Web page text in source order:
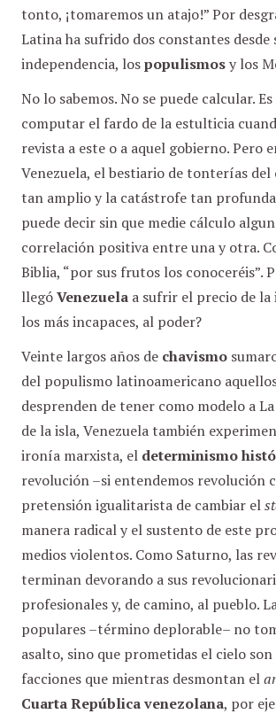
tonto, ¡tomaremos un atajo!” Por
Latina ha sufrido dos constantes desde
independencia, lospopulismosy los
No lo sabemos. No se puede calcular.
computar el fardo de la estulticia
revista a este o a aquel gobierno. Pero
Venezuela, el bestiario de tonterías del
tan amplio y la catástrofe tan
puede decir sin que medie cálculo
correlación positiva entre una y otra.
Biblia, “por sus frutos los conoceréis”.
llegóVenezuela a sufrir el precio de la
los más incapaces, al poder?
Veinte largos años de chavismo
del populismo latinoamericano
desprenden de tener como modelo a
de la isla, Venezuela también
ironía marxista, el determinismo
revolución –si entendemos revolución
pretensión igualitarista de cambiar el
manera radical y el sustento de este
medios violentos. Como Saturno, las
terminan devorando a sus
profesionales y, de camino, al pueblo.
populares –término deplorable– no
asalto, sino que prometidas el cielo
facciones que mientras desmontan el
Cuarta República venezolana, por